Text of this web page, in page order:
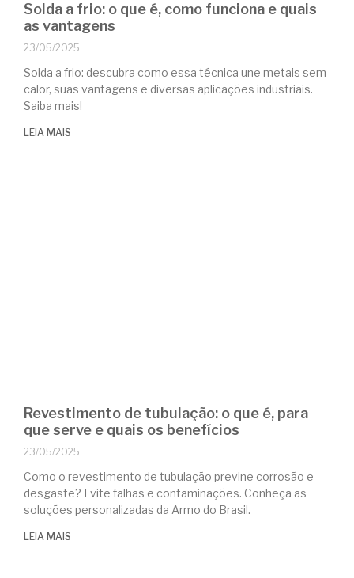
Solda a frio: o que é, como funciona e quais
as vantagens
23/05/2025
Solda a frio: descubra como essa técnica une metais sem
calor, suas vantagens e diversas aplicações industriais.
Saiba mais!
LEIA MAIS
Revestimento de tubulação: o que é, para
que serve e quais os benefícios
23/05/2025
Como o revestimento de tubulação previne corrosão e
desgaste? Evite falhas e contaminações. Conheça as
soluções personalizadas da Armo do Brasil.
LEIA MAIS